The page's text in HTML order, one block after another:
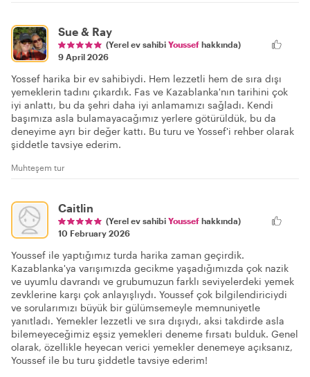
Sue & Ray
(Yerel ev sahibi Youssef hakkında)
9 April 2026
Yossef harika bir ev sahibiydi. Hem lezzetli hem de sıra dışı
yemeklerin tadını çıkardık. Fas ve Kazablanka'nın tarihini çok
iyi anlattı, bu da şehri daha iyi anlamamızı sağladı. Kendi
başımıza asla bulamayacağımız yerlere götürüldük, bu da
deneyime ayrı bir değer kattı. Bu turu ve Yossef'i rehber olarak
şiddetle tavsiye ederim.
Muhteşem tur
Caitlin
(Yerel ev sahibi Youssef hakkında)
10 February 2026
Youssef ile yaptığımız turda harika zaman geçirdik.
Kazablanka'ya varışımızda gecikme yaşadığımızda çok nazik
ve uyumlu davrandı ve grubumuzun farklı seviyelerdeki yemek
zevklerine karşı çok anlayışlıydı. Youssef çok bilgilendiriciydi
ve sorularımızı büyük bir gülümsemeyle memnuniyetle
yanıtladı. Yemekler lezzetli ve sıra dışıydı, aksi takdirde asla
bilemeyeceğimiz eşsiz yemekleri deneme fırsatı bulduk. Genel
olarak, özellikle heyecan verici yemekler denemeye açıksanız,
Youssef ile bu turu şiddetle tavsiye ederim!